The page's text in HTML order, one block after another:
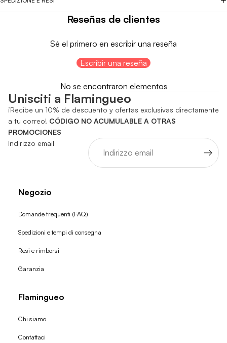
Reseñas de clientes
Sé el primero en escribir una reseña
Escribir una reseña
No se encontraron elementos
Unisciti a Flamingueo
¡Recibe un 10% de descuento y ofertas exclusivas directamente
a tu correo! CÓDIGO NO ACUMULABLE A OTRAS
PROMOCIONES
Indirizzo email
Negozio
Domande frequenti (FAQ)
Spedizioni e tempi di consegna
Resi e rimborsi
Garanzia
Flamingueo
Chi siamo
Contattaci